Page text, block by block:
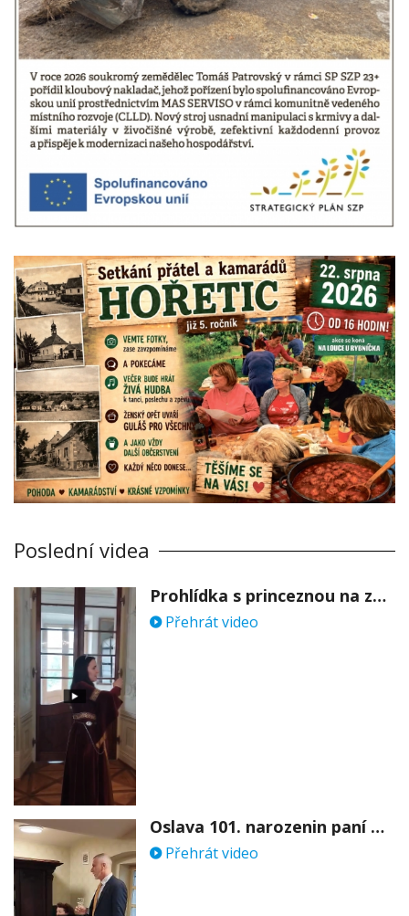
Poslední videa
Prohlídka s princeznou na zámku Stekník
Přehrát video
Oslava 101. narozenin paní Věry Skořepové
Přehrát video